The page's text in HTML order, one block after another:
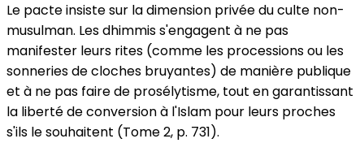
Le pacte insiste sur la dimension privée du culte non-
musulman. Les dhimmis s'engagent à ne pas
manifester leurs rites (comme les processions ou les
sonneries de cloches bruyantes) de manière publique
et à ne pas faire de prosélytisme, tout en garantissant
la liberté de conversion à l'Islam pour leurs proches
s'ils le souhaitent (Tome 2, p. 731).